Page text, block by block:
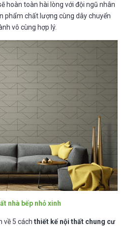
hoàn toàn hài lòng với đội ngũ nhân
phẩm chất lượng cùng dây chuyển
vô cùng hợp lý.
nhà bếp nhỏ xinh
về 5 cách thiết kế nội thất chung cư